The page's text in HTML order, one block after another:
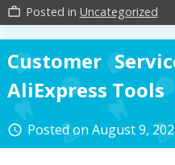
work_outline Posted in Uncategorized
Customer
AliExpress Tools
access_time Posted onAugust 9,